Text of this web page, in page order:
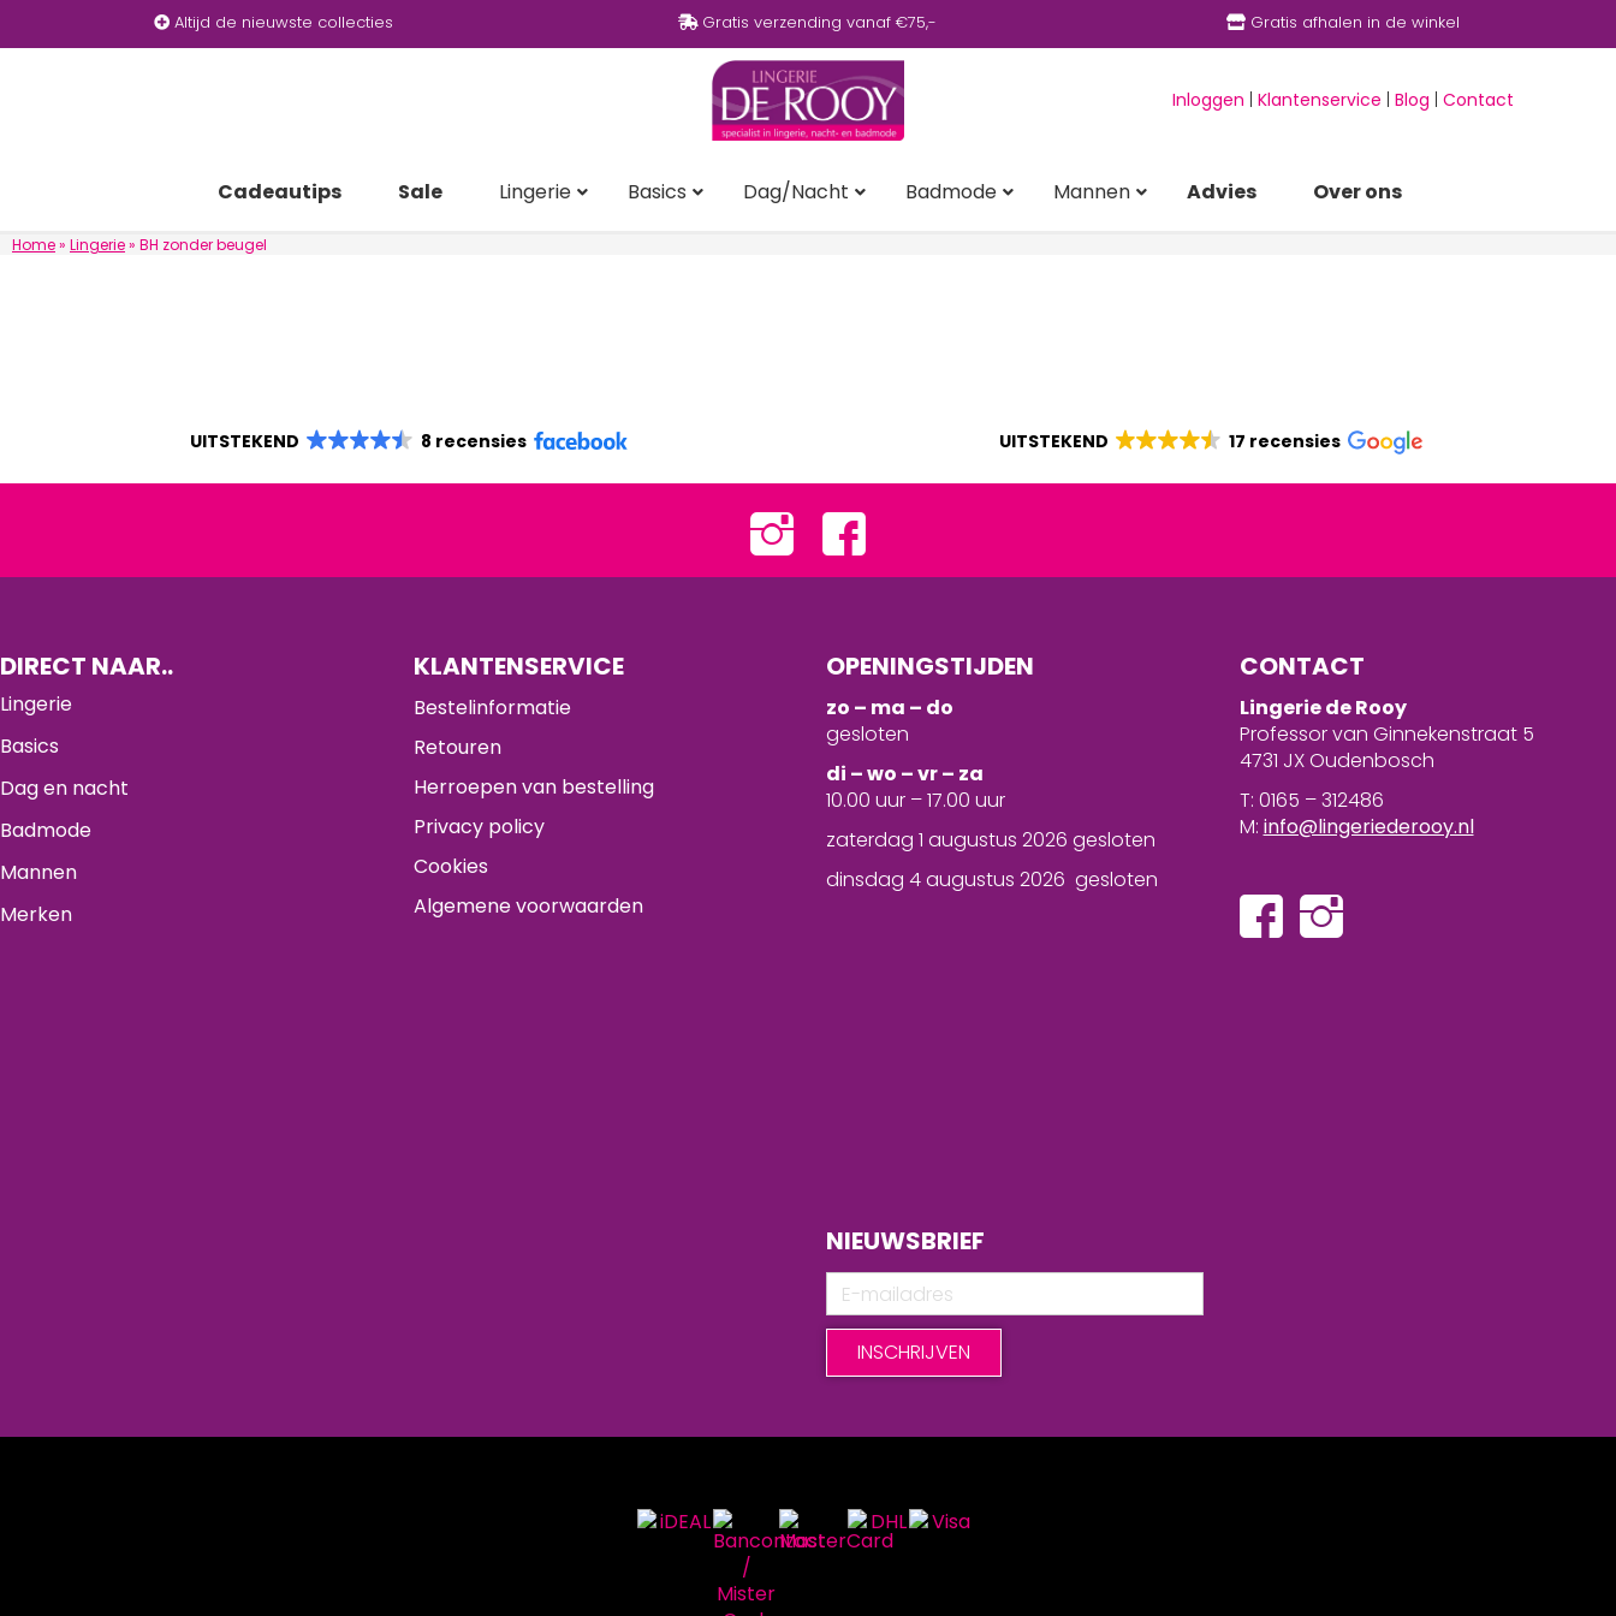
Altijd de nieuwste collecties Gratis verzending vanaf €75,- Gratis afhalen in de winkel
Inloggen Klantenservice Blog Contact
Cadeautips Sale Lingerie Basics Dag/Nacht Badmode Mannen Advies Over ons
Home» Lingerie» BH zonder beugel
UITSTEKEND 8 recensies UITSTEKEND 17 recensies
DIRECT NAAR..
Lingerie
Basics
Dag en nacht
Badmode
Mannen
Merken
KLANTENSERVICE
Bestelinformatie
Retouren
Herroepen van bestelling
Privacy policy
Cookies
Algemene voorwaarden
OPENINGSTIJDEN
zo – ma – do
gesloten
di – wo – vr – za
10.00 uur – 17.00 uur
zaterdag 1 augustus 2026 gesloten
dinsdag 4 augustus 2026 gesloten
NIEUWSBRIEF
CONTACT
Lingerie de Rooy
Professor van Ginnekenstraat 5
4731 JX Oudenbosch
T: 0165 – 312486
M: info@lingeriederooy.nl